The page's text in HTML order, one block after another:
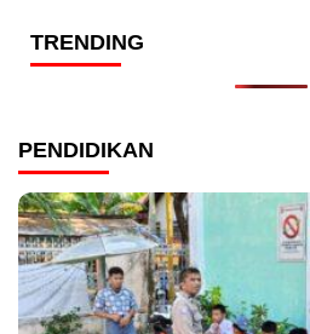
TRENDING
PENDIDIKAN